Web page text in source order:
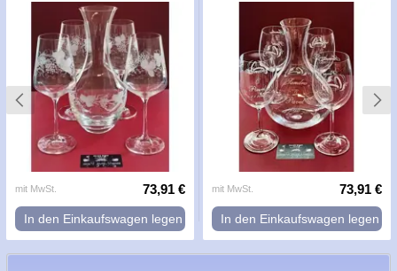
mit MwSt. 73,91 €
In den Einkaufswagen legen
mit MwSt. 73,91 €
In den Einkaufswagen legen